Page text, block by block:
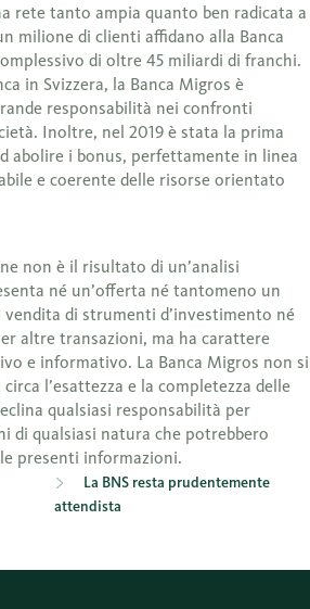
rete tanto ampia quanto ben radicata a
milione di clienti affidano alla Banca
di oltre 45 miliardi di franchi.
in Svizzera, la Banca Migros è
responsabilità nei confronti
Inoltre, nel 2019 è stata la prima
abolire i bonus, perfettamente in linea
e coerente delle risorse orientato
non è il risultato di un’analisi
né un’offerta né tantomeno un
vendita di strumenti d’investimento né
altre transazioni, ma ha carattere
e informativo. La Banca Migros non si
l’esattezza e la completezza delle
qualsiasi responsabilità per
di qualsiasi natura che potrebbero
presenti informazioni.
La BNS resta prudentemente
attendista